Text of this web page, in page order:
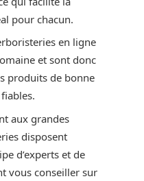
pour chacun.
en ligne
et sont donc
produits de bonne
aux grandes
disposent
d’experts et de
vous conseiller sur